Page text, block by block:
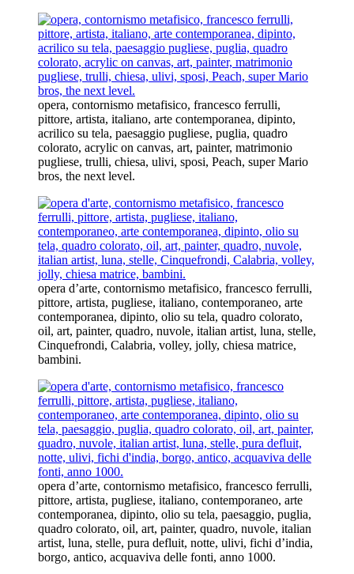
opera, contornismo metafisico, francesco ferrulli,
pittore, artista, italiano, arte contemporanea, dipinto,
acrilico su tela, paesaggio pugliese, puglia, quadro
colorato, acrylic on canvas, art, painter, matrimonio
pugliese, trulli, chiesa, ulivi, sposi, Peach, super Mario
bros, the next level.
opera d’arte, contornismo metafisico, francesco ferrulli,
pittore, artista, pugliese, italiano, contemporaneo, arte
contemporanea, dipinto, olio su tela, quadro colorato,
oil, art, painter, quadro, nuvole, italian artist, luna, stelle,
Cinquefrondi, Calabria, volley, jolly, chiesa matrice,
bambini.
opera d’arte, contornismo metafisico, francesco ferrulli,
pittore, artista, pugliese, italiano, contemporaneo, arte
contemporanea, dipinto, olio su tela, paesaggio, puglia,
quadro colorato, oil, art, painter, quadro, nuvole, italian
artist, luna, stelle, pura defluit, notte, ulivi, fichi d’india,
borgo, antico, acquaviva delle fonti, anno 1000.